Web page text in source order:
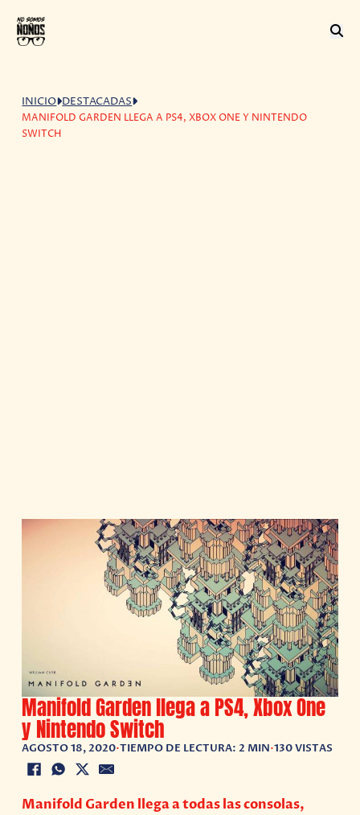
INICIO DESTACADAS
MANIFOLD GARDEN LLEGA A PS4, XBOX ONE Y NINTENDO
SWITCH
Manifold Garden llega a PS4, Xbox One
y Nintendo Switch
AGOSTO 18, 2020•TIEMPO DE LECTURA: 2 MIN•130 VISTAS
Manifold Garden llega a todas las consolas,